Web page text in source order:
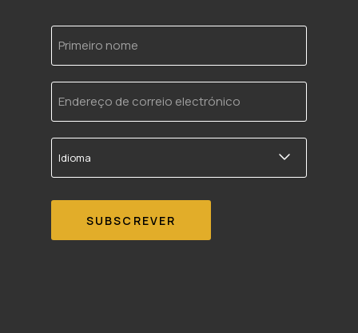
Primeiro
nome
Endereço
de
correio
electrónico
Idioma